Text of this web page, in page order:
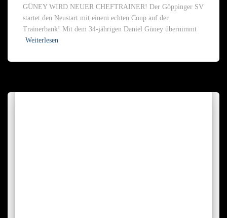
GÜNEY WIRD NEUER CHEFTRAINER! Der Göppinger SV
startet den Neustart mit einem echten Coup auf der
Trainerbank! Mit dem 34-jährigen Daniel Güney übernimmt
Weiterlesen